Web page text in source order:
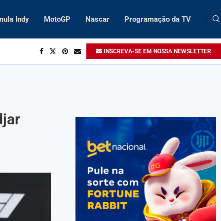
Indy MotoGP Nascar Programação da TV
INSCREVA-SE EM NOSSA NEWSLETTER